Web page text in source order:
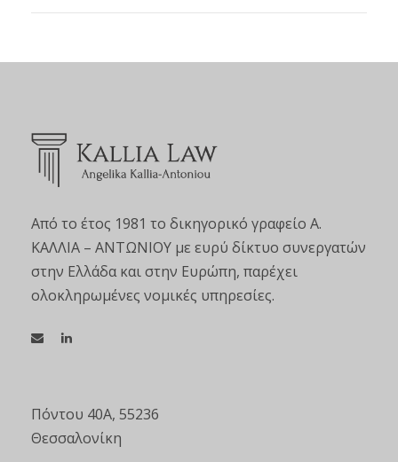
Από το έτος 1981 το δικηγορικό γραφείο Α.
ΚΑΛΛΙΑ – ΑΝΤΩΝΙΟΥ με ευρύ δίκτυο συνεργατών
στην Ελλάδα και στην Ευρώπη, παρέχει
ολοκληρωμένες νομικές υπηρεσίες.
Πόντου 40Α, 55236
Θεσσαλονίκη